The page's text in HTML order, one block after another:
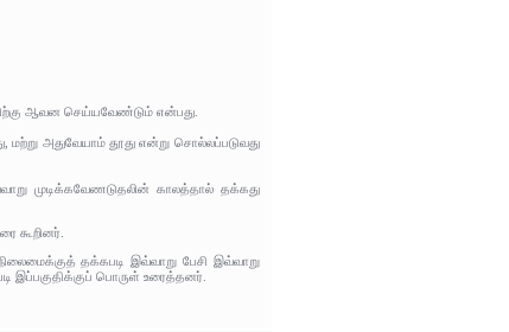
ஆவன செய்யவேண்டும் என்பது.
அதுவேயாம் தூது என்று சொல்லப்படுவது
முடிக்கவேணடுதலின் காலத்தால் தக்கது
கூறினர்.
தக்கபடி இவ்வாறு பேசி இவ்வாறு
இப்பகுதிக்குப் பொருள் உரைத்தனர்.